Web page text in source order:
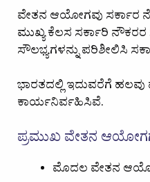
ವೇತನ ಆಯೋಗವು ಸರ್ಕಾರ
ಮುಖ್ಯ ಕೆಲಸ ಸರ್ಕಾರಿ ನೌಕರರ
ಸೌಲಭ್ಯಗಳನ್ನು ಪರಿಶೀಲಿಸಿ
ಭಾರತದಲ್ಲಿ ಇದುವರೆಗೆ
ಕಾರ್ಯನಿರ್ವಹಿಸಿವೆ.
ಪ್ರಮುಖ ವೇತನ
ಮೊದಲ ವೇತನ